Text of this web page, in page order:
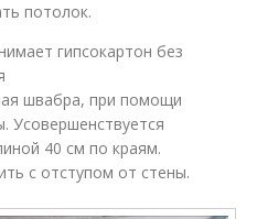
потолок.
гипсокартон без
швабра, при помощи
Усовершенствуется
40 см по краям.
с отступом от стены.